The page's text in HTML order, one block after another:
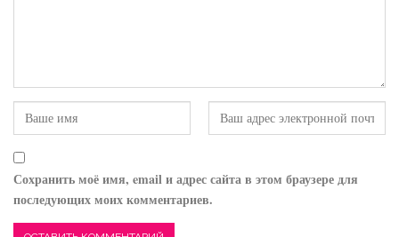
Сохранить моё имя, email и адрес сайта в этом браузере для
последующих моих комментариев.